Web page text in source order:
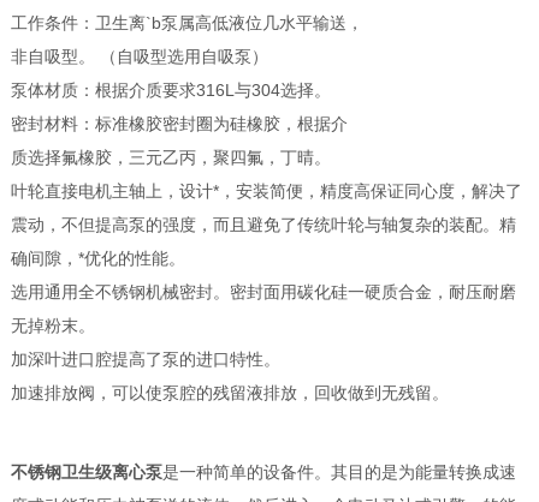
工作条件：卫生离`b泵属高低液位几水平输送，
非自吸型。 （自吸型选用自吸泵）
泵体材质：根据介质要求316L与304选择。
密封材料：标准橡胶密封圈为硅橡胶，根据介
质选择氟橡胶，三元乙丙，聚四氟，丁晴。
叶轮直接电机主轴上，设计*，安装简便，精度高保证同心度，解决了
震动，不但提高泵的强度，而且避免了传统叶轮与轴复杂的装配。精
确间隙，*优化的性能。
选用通用全不锈钢机械密封。密封面用碳化硅一硬质合金，耐压耐磨
无掉粉末。
加深叶进口腔提高了泵的进口特性。
加速排放阀，可以使泵腔的残留液排放，回收做到无残留。
不锈钢卫生级离心泵是一种简单的设备件。其目的是为能量转换成速